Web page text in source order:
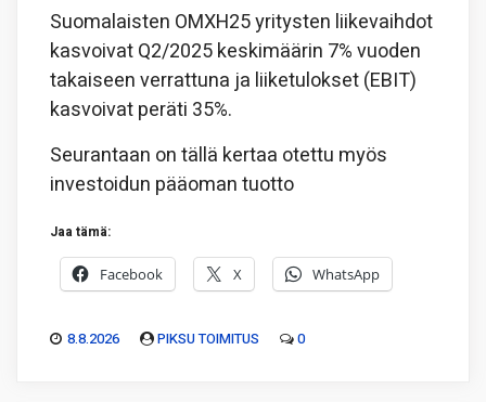
Suomalaisten OMXH25 yritysten liikevaihdot
kasvoivat Q2/2025 keskimäärin 7% vuoden
takaiseen verrattuna ja liiketulokset (EBIT)
kasvoivat peräti 35%.
Seurantaan on tällä kertaa otettu myös
investoidun pääoman tuotto
Jaa tämä:
Facebook X WhatsApp
8.8.2026 PIKSU TOIMITUS 0